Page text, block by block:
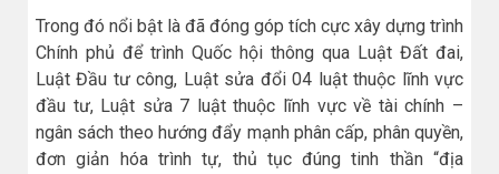
Trong đó nổi bật là đã đóng góp tích cực xây dựng trình
Chính phủ để trình Quốc hội thông qua Luật Đất đai,
Luật Đầu tư công, Luật sửa đổi 04 luật thuộc lĩnh vực
đầu tư, Luật sửa 7 luật thuộc lĩnh vực về tài chính –
ngân sách theo hướng đẩy mạnh phân cấp, phân quyền,
đơn giản hóa trình tự, thủ tục đúng tinh thần “địa